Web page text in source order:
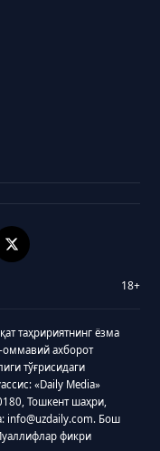
18+
таҳририятнинг ёзма
оммавий ахборот
тўғрисидаги
«Daily Media»
Тошкент шаҳри,
info@uzdaily.com. Бош
фикри